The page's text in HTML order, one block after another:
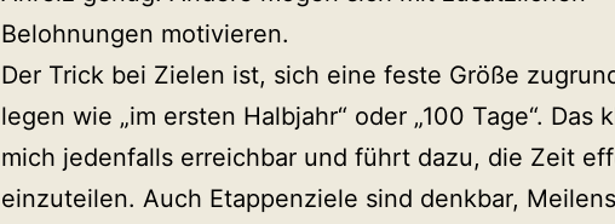
Belohnungen motivieren.
Der Trick bei Zielen ist, sich eine feste Größe
legen wie „im ersten Halbjahr“ oder „100 Tage“. Das
mich jedenfalls erreichbar und führt dazu, die Zeit
einzuteilen. Auch Etappenziele sind denkbar,